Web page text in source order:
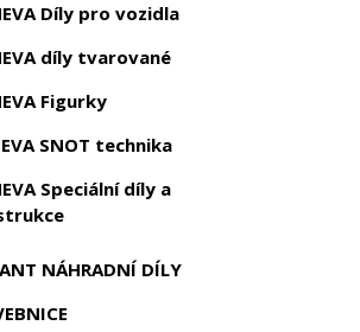
Díly pro vozidla
díly tvarované
Figurky
SNOT technika
Speciální díly a
NÁHRADNÍ DÍLY